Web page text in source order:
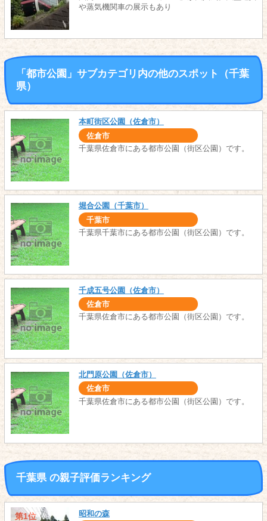
や蒸気機関車の展示もあり
「都市公園」サブカテゴリ内の他のスポット（千葉
県）
本町街区公園（佐倉市）
佐倉市
千葉県佐倉市にある都市公園（街区公園）です。
堀合公園（千葉市）
千葉市
千葉県千葉市にある都市公園（街区公園）です。
千成五号公園（佐倉市）
佐倉市
千葉県佐倉市にある都市公園（街区公園）です。
北門原公園（佐倉市）
佐倉市
千葉県佐倉市にある都市公園（街区公園）です。
千葉県 の親子評価ランキング
第1位 昭和の森